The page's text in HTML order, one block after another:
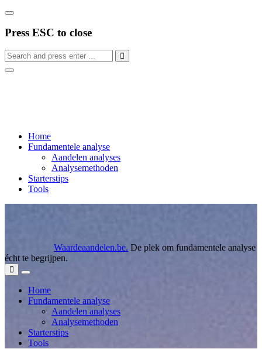
Press ESC to close
Home
Fundamentele analyse
Aandelen analyses
Analysemethoden
Starterstips
Tools
Waardeaandelen.be. De plek om fundamentele analyse
écht te begrijpen.
Home
Fundamentele analyse
Aandelen analyses
Analysemethoden
Starterstips
Tools